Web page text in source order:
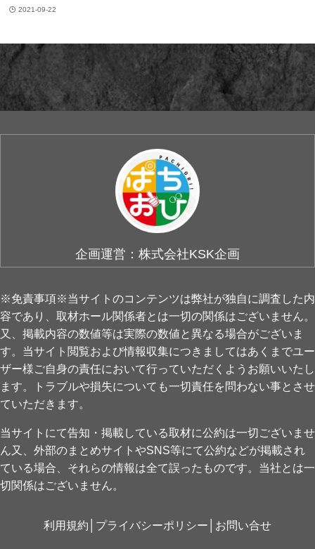
2021-09-22
企画運営：株式会社KSK企画
※免責事項※当サイトのコンテンツは弊社が独自に調査した内
容であり、取材ホール関係者とは一切の関係はございません。
又、掲載内容の数値等は実際の数値と異なる場合がございま
す。当サイト閲覧および情報収集につきましてはあくまでユー
ザー様ご自身の責任において行っていただくようお願いいたし
ます。トラブルや損失についても一切責任を問わない事とさせ
ていただきます。
当サイトにて告知・掲載している取材に公約は一切ございませ
ん又、外部のまとめサイトやSNS等にて公約などが掲載され
ている場合、それらの情報は全て誤ったものです。当社とは一
切関係はございません。
利用規約 プライバシーポリシー お問い合せ